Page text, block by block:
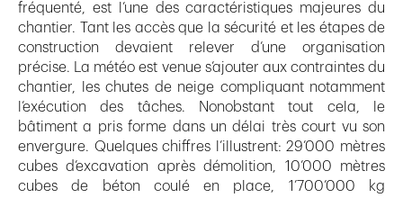
fréquenté, est l’une des caractéristiques majeures du
chantier. Tant les accès que la sécurité et les étapes de
construction devaient relever d’une organisation
précise. La météo est venue s’ajouter aux contraintes du
chantier, les chutes de neige compliquant notamment
l’exécution des tâches. Nonobstant tout cela, le
bâtiment a pris forme dans un délai très court vu son
envergure. Quelques chiffres l’illustrent: 29’000 mètres
cubes d’excavation après démolition, 10’000 mètres
cubes de béton coulé en place, 1’700’000 kg